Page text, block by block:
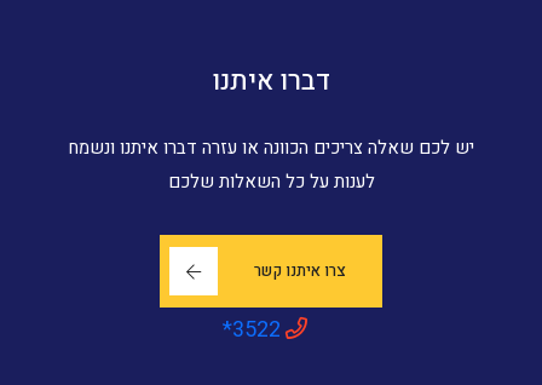
דברו איתנו
יש לכם שאלה צריכים הכוונה או עזרה דברו איתנו ונשמח
לענות על כל השאלות שלכם
צרו איתנו קשר
*3522